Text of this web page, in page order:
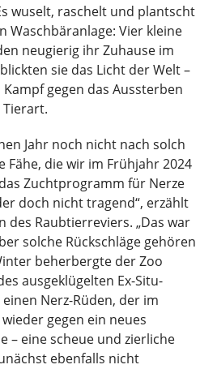
wuselt, raschelt und plantscht
Waschbäranlage: Vier kleine
neugierig ihr Zuhause im
sie das Licht der Welt –
gegen das Aussterben
Jahr noch nicht nach solch
Fähe, die wir im Frühjahr 2024
Zuchtprogramm für Nerze
doch nicht tragend“, erzählt
des Raubtierreviers. „Das war
solche Rückschläge gehören
beherbergte der Zoo
ausgeklügelten Ex-Situ-
Nerz-Rüden, der im
gegen ein neues
– eine scheue und zierliche
ebenfalls nicht